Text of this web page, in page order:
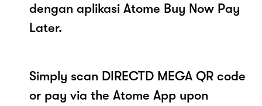
dengan aplikasi Atome Buy Now Pay
Later.
Simply scan DIRECTD MEGA QR code
or pay via the Atome App upon